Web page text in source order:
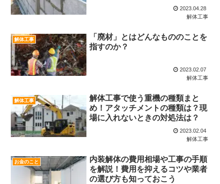
2023.04.28
解体工事
解体工事
「廃材」とはどんなもののことを
指すのか？
2023.02.07
解体工事
解体工事
解体工事で使う重機の種類まと
め！アタッチメントの種類は？現
場に入れないときの対処法は？
2023.02.04
解体工事
お金のこと
内装解体の費用相場や工事の手順
を解説！費用を抑えるコツや業者
の選び方も知っておこう